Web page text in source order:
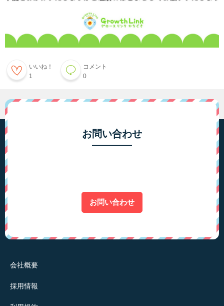
いいね！
1
コメント
0
お問い合わせ
お問い合わせ
会社概要
採用情報